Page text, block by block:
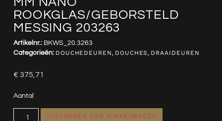
ROOKGLAS/GEBORSTELD
MESSING 203263
Artikelnr.: BKWS_20.3263
Categorieën: DOUCHEDEUREN, DOUCHES, DRAAIDEUREN
€ 375,71
Aantal
TOEVOEGEN AAN WINKELWAGEN